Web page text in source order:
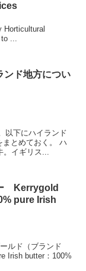
Horticultural
...
ド地方につい
以下にハイランド
とめておく。 ハ
イギリス...
Kerrygold
pure Irish
ルド（ブランド
Irish butter：100%